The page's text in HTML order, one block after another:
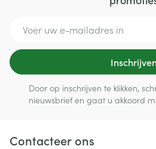
Door op inschrijven te klikken,
nieuwsbrief en gaat u akkoord
Contacteer ons